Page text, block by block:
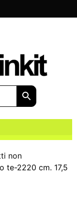
non
te-2220 cm. 17,5